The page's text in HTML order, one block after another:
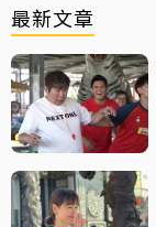
最新文章